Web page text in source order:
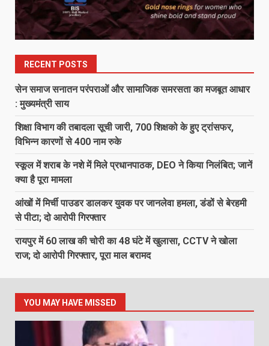
RECENT POSTS
सेन समाज सनातन परंपराओं और सामाजिक समरसता का मजबूत आधार
: मुख्यमंत्री साय
शिक्षा विभाग की तबादला सूची जारी, 700 शिक्षको के हुए ट्रांसफर,
विभिन्न कारणों से 400 नाम रुके
स्कूल में शराब के नशे में मिले प्रधानपाठक, DEO ने किया निलंबित; जानें
क्या है पूरा मामला
आंखों में मिर्ची पाउडर डालकर युवक पर जानलेवा हमला, डंडों से बेरहमी
से पीटा; दो आरोपी गिरफ्तार
रायपुर में 60 लाख की चोरी का 48 घंटे में खुलासा, CCTV ने खोला
राज; दो आरोपी गिरफ्तार, पूरा माल बरामद
YOU MAY HAVE MISSED